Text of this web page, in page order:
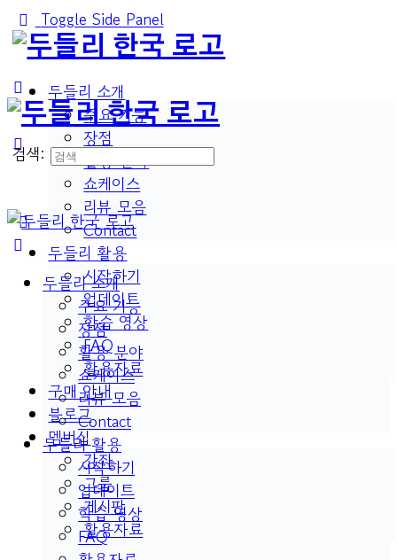
Toggle Side Panel
두들리 소개
주요 기능
장점
활용 분야
쇼케이스
리뷰 모음
Contact
두들리 활용
시작하기
업데이트
학습 영상
FAQ
활용자료
구매 안내
블로그
멤버십
강좌
그룹
게시판
활용자료
검색:
두들리 소개
주요 기능
장점
활용 분야
쇼케이스
리뷰 모음
Contact
두들리 활용
시작하기
업데이트
학습 영상
FAQ